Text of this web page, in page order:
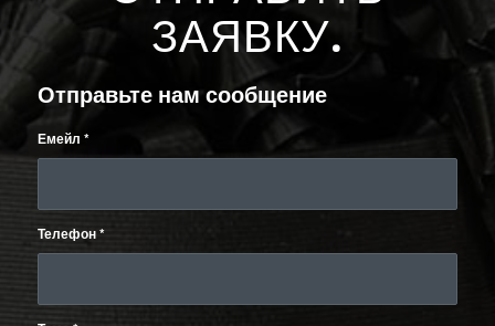
ЗАЯВКУ.
Отправьте нам сообщение
Емейл *
Телефон*